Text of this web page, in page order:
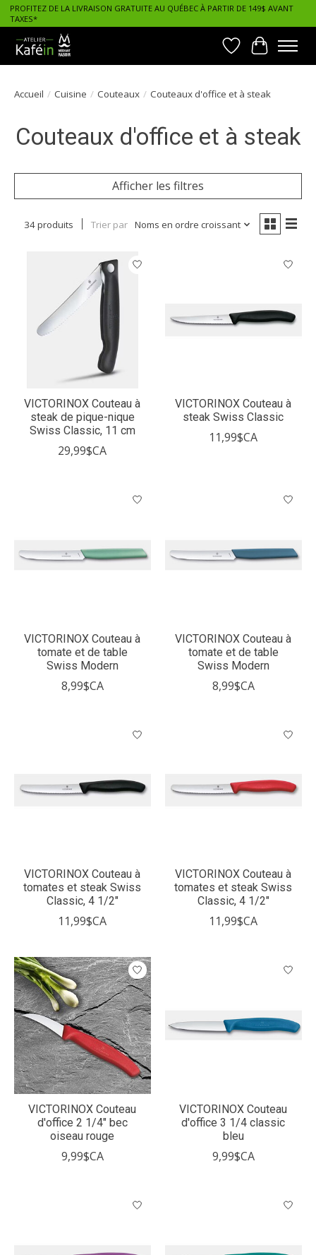
PROFITEZ DE LA LIVRAISON GRATUITE AU QUÉBEC À PARTIR DE 149$ AVANT
TAXES*
Liste dePanier
Accueil / Cuisine / Couteaux / Couteaux d'office et à steak
Couteaux d'office et à steak
Afficher les filtres
34 produits Trier par Noms en ordre croissant
VICTORINOX Couteau à
steak de pique-nique
Swiss Classic, 11 cm
29,99$CA
VICTORINOX Couteau à
steak Swiss Classic
11,99$CA
VICTORINOX Couteau à
tomate et de table
Swiss Modern
8,99$CA
VICTORINOX Couteau à
tomate et de table
Swiss Modern
8,99$CA
VICTORINOX Couteau à
tomates et steak Swiss
Classic, 4 1/2"
11,99$CA
VICTORINOX Couteau à
tomates et steak Swiss
Classic, 4 1/2"
11,99$CA
VICTORINOX Couteau
d'office 2 1/4" bec
oiseau rouge
9,99$CA
VICTORINOX Couteau
d'office 3 1/4 classic
bleu
9,99$CA